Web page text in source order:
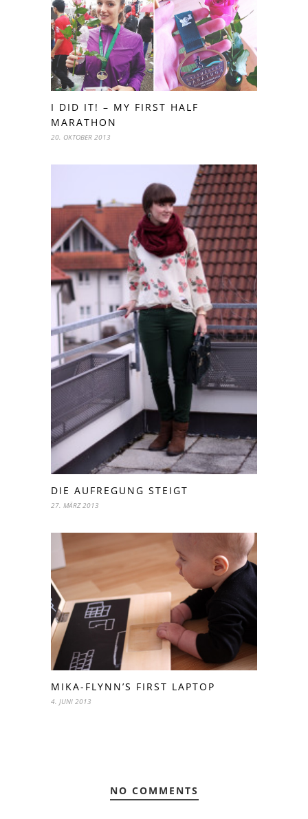
I DID IT! – MY FIRST HALF
MARATHON
20. OKTOBER 2013
DIE AUFREGUNG STEIGT
27. MÄRZ 2013
MIKA-FLYNN’S FIRST LAPTOP
4. JUNI 2013
NO COMMENTS